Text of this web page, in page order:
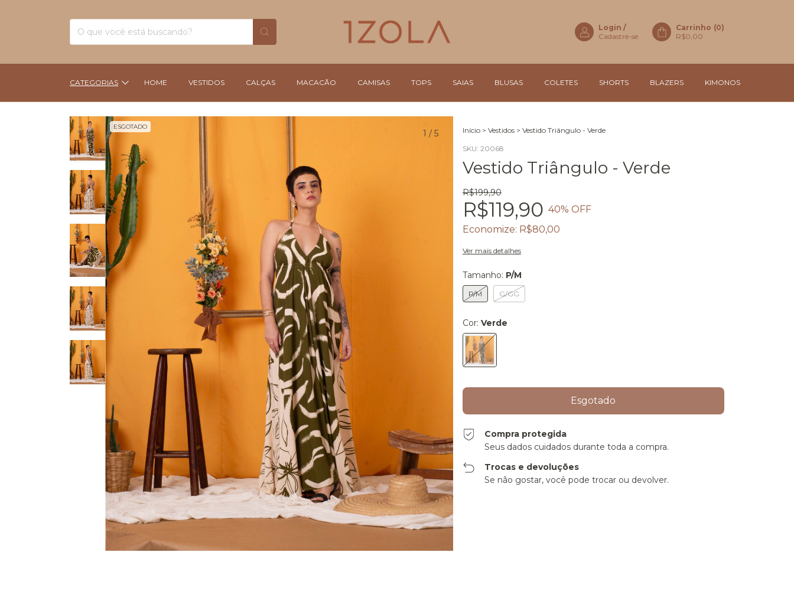
Login /
Cadastre-se
Carrinho (0)
R$0,00
CATEGORIAS HOME VESTIDOS CALÇAS MACACÃO CAMISAS TOPS SAIAS BLUSAS COLETES SHORTS BLAZERS KIMONOS
ESGOTADO
1 / 5 Início > Vestidos > Vestido Triângulo - Verde
SKU: 20068
Vestido Triângulo - Verde
R$199,90
R$119,90 40% OFF
Economize: R$80,00
Ver mais detalhes
Tamanho: P/M
P/M G/GG
Cor: Verde
Compra protegida
Seus dados cuidados durante toda a compra.
Trocas e devoluções
Se não gostar, você pode trocar ou devolver.